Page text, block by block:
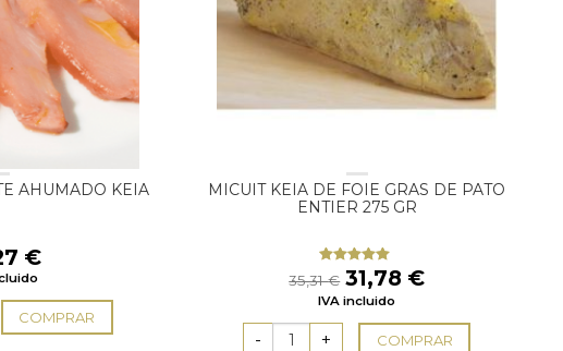
AHUMADO KEIA
€
COMPRAR
MICUIT KEIA DE FOIE GRAS DE PATO
ENTIER 275 GR
Valorado
con5.00 de
5
35,31€ El
precio
original
era:
31,78 €El
actual
es:
IVA incluido
COMPRAR